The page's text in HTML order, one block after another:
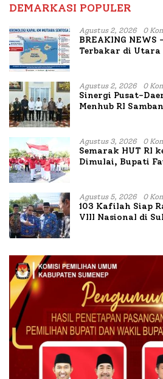
DEMARKASI POPULER
Agustus 2, 2026 0
BREAKING
Terbakar di Utara
Agustus 2, 2026 0
Sinergi Pusat-
Menhub RI
Agustus 3, 2026 0
Semarak HUT RI
Dimulai, Bupati
Agustus 5, 2026 0
103 Kafilah Siap
VIII Nasional di